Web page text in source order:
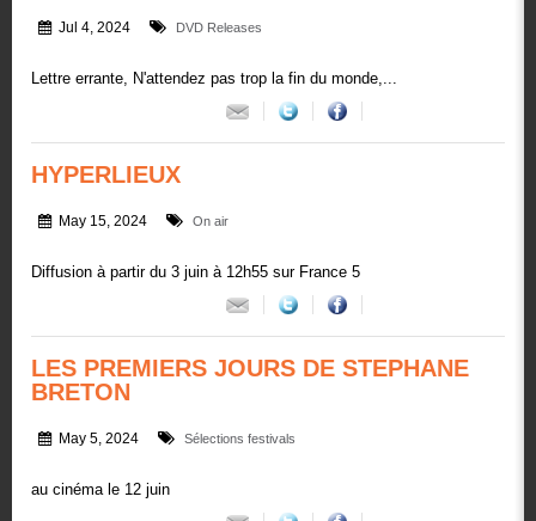
Jul 4, 2024 DVD Releases
Lettre errante, N'attendez pas trop la fin du monde,...
HYPERLIEUX
May 15, 2024 On air
Diffusion à partir du 3 juin à 12h55 sur France 5
LES PREMIERS JOURS DE STEPHANE
BRETON
May 5, 2024 Sélections festivals
au cinéma le 12 juin